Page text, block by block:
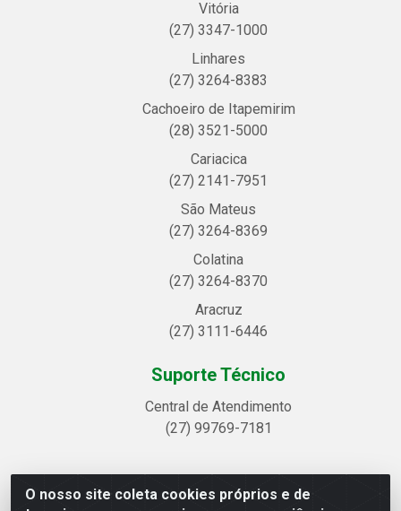
O nosso site coleta cookies próprios e de
Vitória
(27) 3347-1000
Linhares
(27) 3264-8383
Cachoeiro de Itapemirim
(28) 3521-5000
Cariacica
(27) 2141-7951
São Mateus
(27) 3264-8369
Colatina
(27) 3264-8370
Aracruz
(27) 3111-6446
Suporte Técnico
Central de Atendimento
(27) 99769-7181
Linhavix Distribuidora LTDA - Avenida Alegre, 2521 -